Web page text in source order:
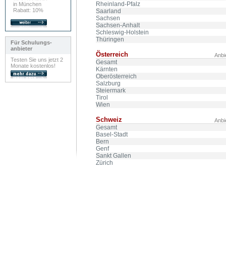
in München
Rabatt: 10%
Für Schulungs-
anbieter
Testen Sie uns jetzt 2
Monate kostenlos!
Rheinland-Pfalz
Saarland
Sachsen
Sachsen-Anhalt
Schleswig-Holstein
Thüringen
Österreich
Gesamt
Kärnten
Oberösterreich
Salzburg
Steiermark
Tirol
Wien
Schweiz
Gesamt
Basel-Stadt
Bern
Genf
Sankt Gallen
Zürich